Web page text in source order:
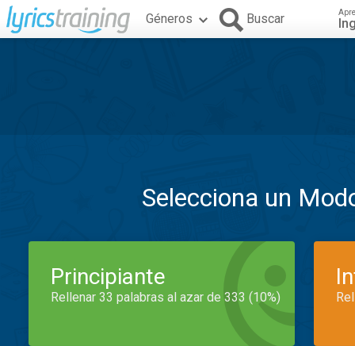
Géneros Buscar
Selecciona un
Principiante
Rellenar 33 palabras al azar de 333 (10%)